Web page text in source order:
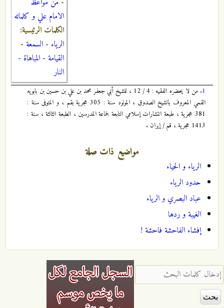
الامام علي و كلماته
الكلمات الرئيسية:
الرياء - السمعة -
القيامة - المباهاة -
النار
1.
من لا يحضره الفقيه : 4 / 12 ، للشيخ أبي جعفر محمد بن علي بن حسين بن بابويه
القمي المعروف بالشيخ الصدوق ، المولود سنة : 305 هجرية بقم ، و المتوفى سنة :
381 هجرية ، طبعة انتشارات إسلامي التابعة لجماعة المدرسين ، الطبعة الثالثة ، سنة :
1413 هجرية ، قم / إيران .
مواضيع ذات صلة
الرياء و الحياء
حدود الرياء
عباد البصري و الرياء
الغيبة و ردها
إفشاء الفاحشة فاحشة !
‏إدخال كلمات البحث ‏